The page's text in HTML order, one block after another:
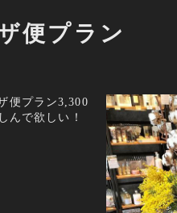
便プラン
便プラン3,300
んで欲しい！